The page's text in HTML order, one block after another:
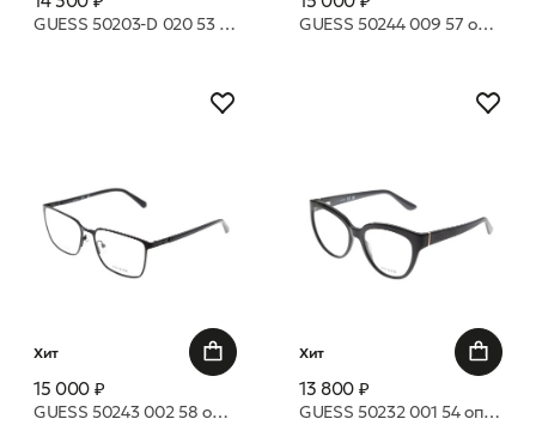
GUESS 50203-D 020 53 оправа GUESS 50244 009 57 оправа
Хит
15 000 ₽
GUESS 50243 002 58 оправа
Хит
13 800 ₽
GUESS 50232 001 54 оправа